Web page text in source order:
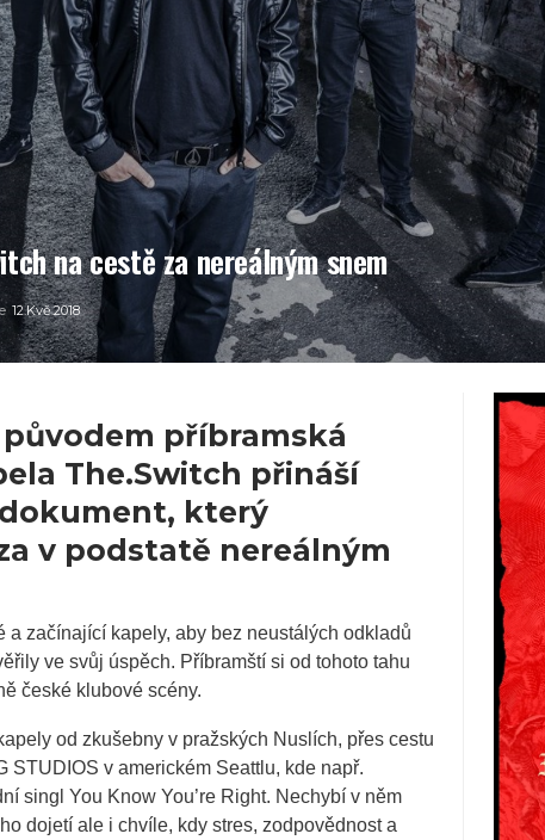
na cestě za nereálným snem
12.Kvě.2018
příbramská
The.Switch přináší
který
v podstatě nereálným
a začínající kapely, aby bez neustálých odkladů
ve svůj úspěch. Příbramští si od tohoto tahu
české klubové scény.
od zkušebny v pražských Nuslích, přes cestu
STUDIOS v americkém Seattlu, kde např.
singl You Know You’re Right. Nechybí v něm
dojetí ale i chvíle, kdy stres, zodpovědnost a